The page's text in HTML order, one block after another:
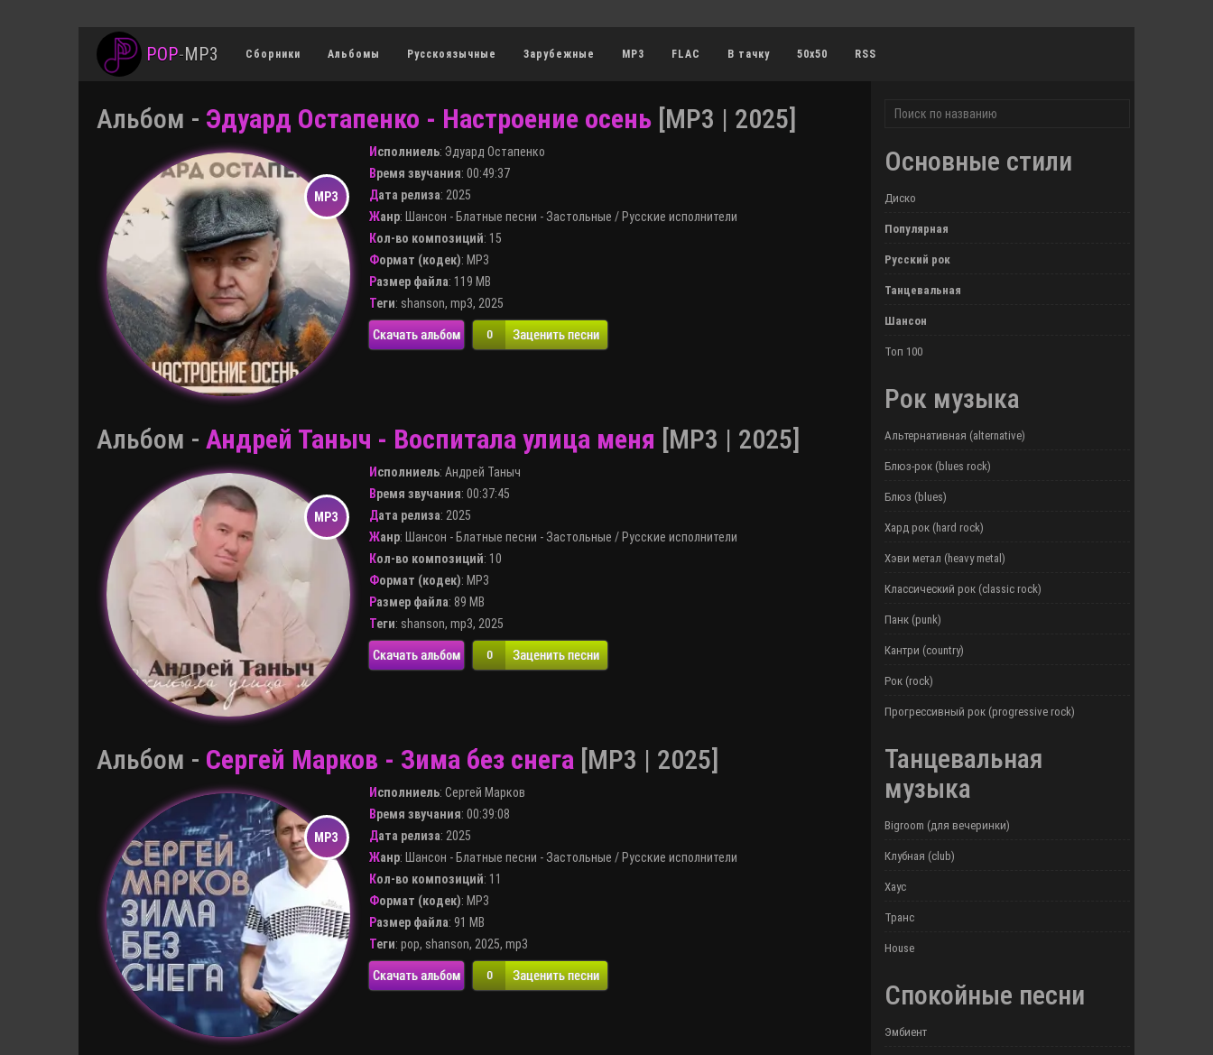
POP-MP3 Сборники Альбомы Русскоязычные Зарубежные MP3 FLAC В тачку 50x50 RSS
Альбом - Эдуард Остапенко - Настроение осень [MP3 | 2025]
Исполниель: Эдуард Остапенко
Время звучания: 00:49:37
Дата релиза: 2025
Жанр: Шансон - Блатные песни - Застольные / Русские исполнители
Кол-во композиций: 15
Формат (кодек): MP3
Размер файла: 119 MB
Теги: shanson, mp3, 2025
Скачать альбом 0 Заценить песни
Альбом - Андрей Таныч - Воспитала улица меня [MP3 | 2025]
Исполниель: Андрей Таныч
Время звучания: 00:37:45
Дата релиза: 2025
Жанр: Шансон - Блатные песни - Застольные / Русские исполнители
Кол-во композиций: 10
Формат (кодек): MP3
Размер файла: 89 MB
Теги: shanson, mp3, 2025
Скачать альбом 0 Заценить песни
Альбом - Сергей Марков - Зима без снега [MP3 | 2025]
Исполниель: Сергей Марков
Время звучания: 00:39:08
Дата релиза: 2025
Жанр: Шансон - Блатные песни - Застольные / Русские исполнители
Кол-во композиций: 11
Формат (кодек): MP3
Размер файла: 91 MB
Теги: pop, shanson, 2025, mp3
Скачать альбом 0 Заценить песни
Основные стили
Диско
Популярная
Русский рок
Танцевальная
Шансон
Топ 100
Рок музыка
Альтернативная (alternative)
Блюз-рок (blues rock)
Блюз (blues)
Хард рок (hard rock)
Хэви метал (heavy metal)
Классический рок (classic rock)
Панк (punk)
Кантри (country)
Рок (rock)
Прогрессивный рок (progressive rock)
Танцевальная
музыка
Bigroom (для вечеринки)
Клубная (club)
Хаус
Транс
House
Спокойные песни
Эмбиент